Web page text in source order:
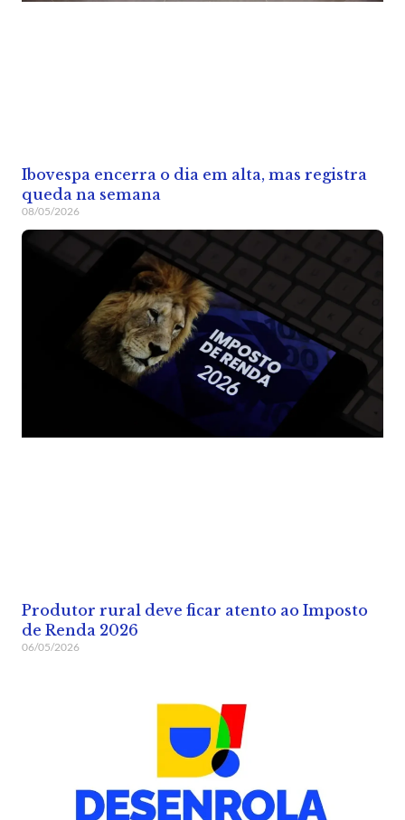
Ibovespa encerra o dia em alta, mas registra
queda na semana
08/05/2026
Produtor rural deve ficar atento ao Imposto
de Renda 2026
06/05/2026